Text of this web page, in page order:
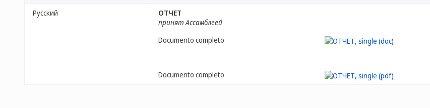
Русский
ОТЧЕТ
принят Ассамблеей
Documento completo
Documento completo